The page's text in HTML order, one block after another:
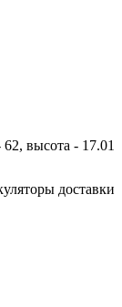
высота - 17.01